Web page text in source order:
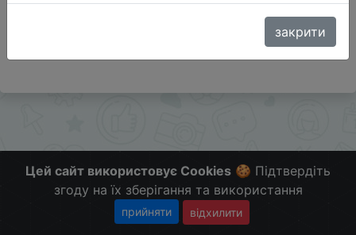
Слідкуйте за знижками на мобільному, в телеграм
Цей сайт використовує Cookies 🍪 Підтвердіть
згоду на їх зберігання та використання
прийняти відхилити
закрити